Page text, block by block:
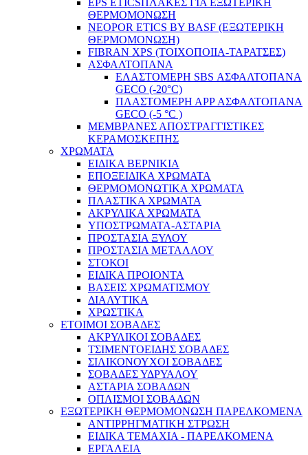
ΘΕΡΜΟΜΟΝΩΣΗ
NEOPOR ETICS BY BASF (ΕΞΩΤΕΡΙΚΗ
ΘΕΡΜΟΜΟΝΩΣΗ)
FIBRAN XPS (ΤΟΙΧΟΠΟΙΙΑ-ΤΑΡΑΤΣΕΣ)
ΑΣΦΑΛΤΟΠΑΝΑ
ΕΛΑΣΤΟΜΕΡΗ SBS ΑΣΦΑΛΤΟΠΑΝΑ
GECO (-20°C)
ΠΛΑΣΤΟΜΕΡΗ ΑPP ΑΣΦΑΛΤΟΠΑΝΑ
GECO (-5 °C )
ΜΕΜΒΡΑΝΕΣ ΑΠΟΣΤΡΑΓΓΙΣΤΙΚΕΣ
ΚΕΡΑΜΟΣΚΕΠΗΣ
ΧΡΩΜΑΤΑ
EIΔΙΚA ΒΕΡΝΙΚΙΑ
ΕΠΟΞΕΙΔΙΚΑ ΧΡΩΜΑΤΑ
ΘΕΡΜΟΜΟΝΩΤΙΚΑ ΧΡΩΜΑΤΑ
ΠΛΑΣΤΙΚΑ ΧΡΩΜΑΤΑ
ΑΚΡΥΛΙΚΑ ΧΡΩΜΑΤΑ
ΥΠΟΣΤΡΩΜΑΤΑ-ΑΣΤΑΡΙΑ
ΠΡΟΣΤΑΣΙΑ ΞΥΛΟΥ
ΠΡΟΣΤΑΣΙΑ ΜΕΤΑΛΛΟΥ
ΣΤΟΚΟΙ
ΕΙΔΙΚΑ ΠΡΟΙΟΝΤΑ
ΒΑΣΕΙΣ ΧΡΩΜΑΤΙΣΜΟΥ
ΔΙΑΛΥΤΙΚΑ
ΧΡΩΣΤΙΚΑ
ΕΤΟΙΜΟΙ ΣΟΒΑΔΕΣ
ΑΚΡΥΛΙΚΟΙ ΣΟΒΑΔΕΣ
ΤΣΙΜΕΝΤΟΕΙΔΗΣ ΣΟΒΑΔΕΣ
ΣΙΛΙΚΟΝΟΥΧΟΙ ΣΟΒΑΔΕΣ
ΣΟΒΑΔΕΣ ΥΔΡΥΑΛΟΥ
ΑΣΤΑΡΙΑ ΣΟΒΑΔΩΝ
ΟΠΛΙΣΜΟΙ ΣΟΒΑΔΩΝ
ΕΞΩΤΕΡΙΚΗ ΘΕΡΜΟΜΟΝΩΣΗ ΠΑΡΕΛΚΟΜΕΝΑ
ΑΝΤΙΡΡΗΓΜΑΤΙΚΗ ΣΤΡΩΣΗ
ΕΙΔΙΚΑ ΤΕΜΑΧΙΑ - ΠΑΡΕΛΚΟΜΕΝΑ
ΕΡΓΑΛΕΙΑ